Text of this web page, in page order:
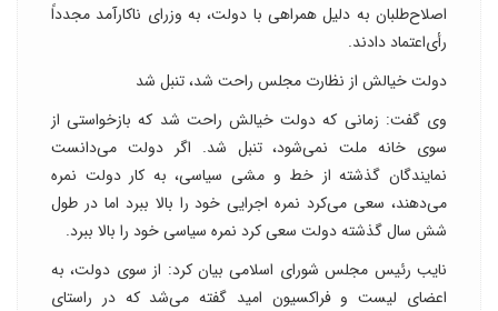
اصلاح‌طلبان به دلیل همراهی با دولت، به وزرای ناکارآمد مجدداً
رأی‌اعتماد دادند.
دولت خیالش از نظارت مجلس راحت شد، تنبل شد
وی گفت: زمانی که دولت خیالش راحت شد که بازخواستی از
سوی خانه ملت نمی‌شود، تنبل شد. اگر دولت می‌دانست
نمایندگان گذشته از خط و مشی سیاسی، به کار دولت نمره
می‌دهند، سعی می‌کرد نمره اجرایی خود را بالا ببرد اما در طول
شش سال گذشته دولت سعی کرد نمره سیاسی خود را بالا ببرد.
نایب رئیس مجلس شورای اسلامی بیان کرد: از سوی دولت، به
اعضای لیست و فراکسیون امید گفته می‌شد که در راستای